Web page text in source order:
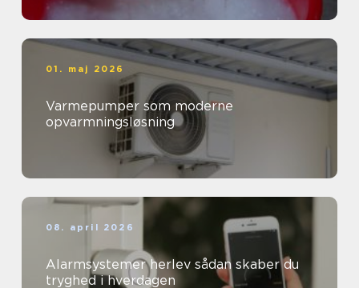
01. maj 2026
Varmepumper som moderne
opvarmningsløsning
08. april 2026
Alarmsystemer herlev sådan skaber du
tryghed i hverdagen